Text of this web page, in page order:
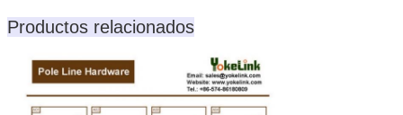
operación:
ventajas:
2Protección de pagos
3Protección de la calidad del producto
Productos relacionados